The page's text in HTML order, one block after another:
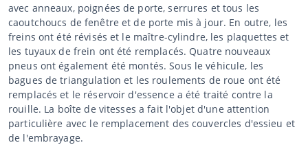
avec anneaux, poignées de porte, serrures et tous les
caoutchoucs de fenêtre et de porte mis à jour. En outre, les
freins ont été révisés et le maître-cylindre, les plaquettes et
les tuyaux de frein ont été remplacés. Quatre nouveaux
pneus ont également été montés. Sous le véhicule, les
bagues de triangulation et les roulements de roue ont été
remplacés et le réservoir d'essence a été traité contre la
rouille. La boîte de vitesses a fait l'objet d'une attention
particulière avec le remplacement des couvercles d'essieu et
de l'embrayage.